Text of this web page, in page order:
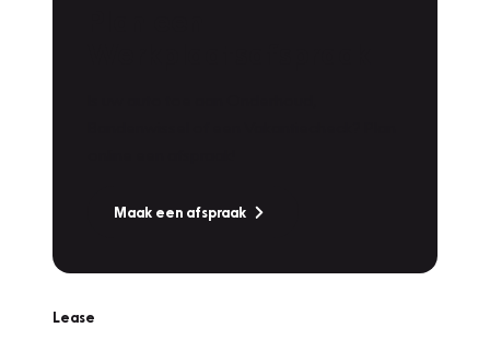
Maak een afspraak
Lease